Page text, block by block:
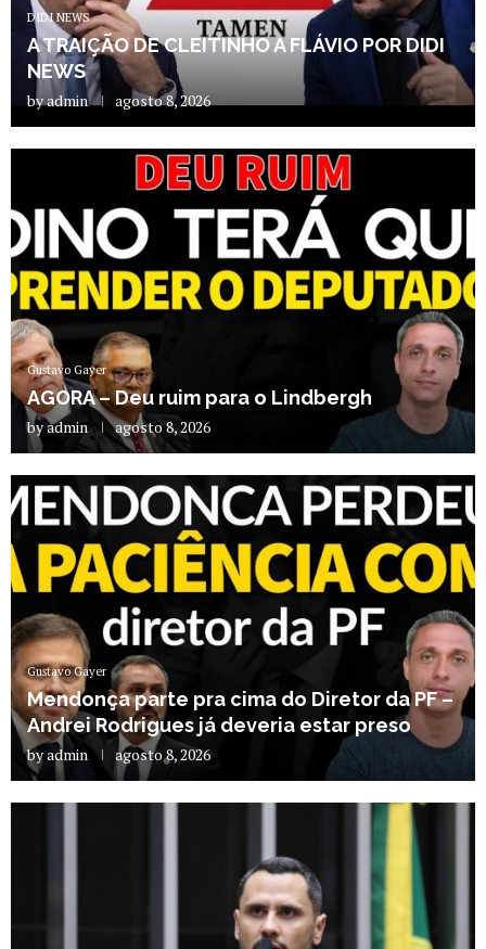
DIDI NEWS
A TRAIÇÃO DE CLEITINHO A FLÁVIO POR DIDI
NEWS
byadmin agosto 8, 2026
Gustavo Gayer
AGORA – Deu ruim para o Lindbergh
byadmin agosto 8, 2026
Gustavo Gayer
Mendonça parte pra cima do Diretor da PF –
Andrei Rodrigues já deveria estar preso
byadmin agosto 8, 2026